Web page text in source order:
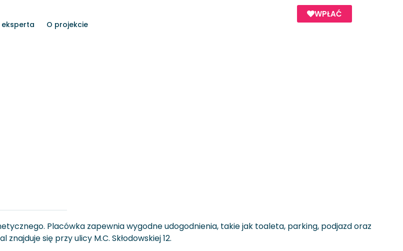
eksperta O projekcie
WPŁAĆ
Placówka zapewnia wygodne udogodnienia, takie jak toaleta, parking, podjazd oraz
się przy ulicy M.C. Skłodowskiej 12.